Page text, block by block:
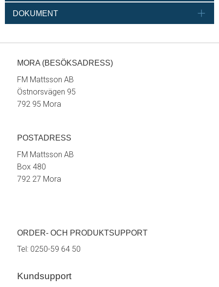
DOKUMENT
MORA (BESÖKSADRESS)
FM Mattsson AB
Östnorsvägen 95
792 95 Mora
POSTADRESS
FM Mattsson AB
Box 480
792 27 Mora
ORDER- OCH PRODUKTSUPPORT
Tel: 0250-59 64 50
Kundsupport